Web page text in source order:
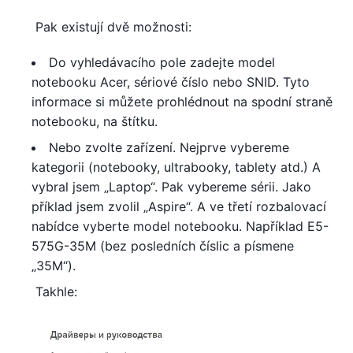
Pak existují dvě možnosti:
Do vyhledávacího pole zadejte model
notebooku Acer, sériové číslo nebo SNID. Tyto
informace si můžete prohlédnout na spodní straně
notebooku, na štítku.
Nebo zvolte zařízení. Nejprve vybereme
kategorii (notebooky, ultrabooky, tablety atd.) A
vybral jsem „Laptop“. Pak vybereme sérii. Jako
příklad jsem zvolil „Aspire“. A ve třetí rozbalovací
nabídce vyberte model notebooku. Například E5-
575G-35M (bez posledních číslic a písmene
„35M“).
Takhle: